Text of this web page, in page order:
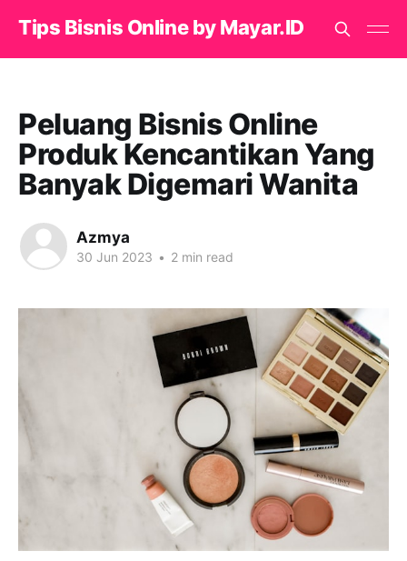
Tips Bisnis Online by Mayar.ID
Peluang Bisnis Online
Produk Kencantikan Yang
Banyak Digemari Wanita
Azmya
30 Jun 2023 • 2 min read